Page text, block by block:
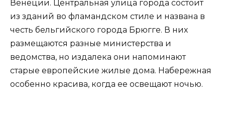
Венеции. Центральная улица города состоит
из зданий во фламандском стиле и названа в
честь бельгийского города Брюгге. В них
размещаются разные министерства и
ведомства, но издалека они напоминают
старые европейские жилые дома. Набережная
особенно красива, когда ее освещают ночью.